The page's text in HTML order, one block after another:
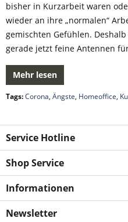
bisher in Kurzarbeit waren
wieder an ihre „normalen“
gemischten Gefühlen.
gerade jetzt feine Antennen
Mehr lesen
Tags:Corona, Ängste, Homeoffice,
Service Hotline
Shop Service
Informationen
Newsletter